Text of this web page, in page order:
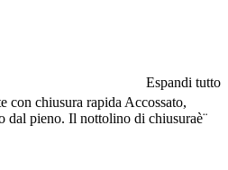
Espandi tutto
con chiusura rapida Accossato,
dal pieno. Il nottolino di chiusuraè¨